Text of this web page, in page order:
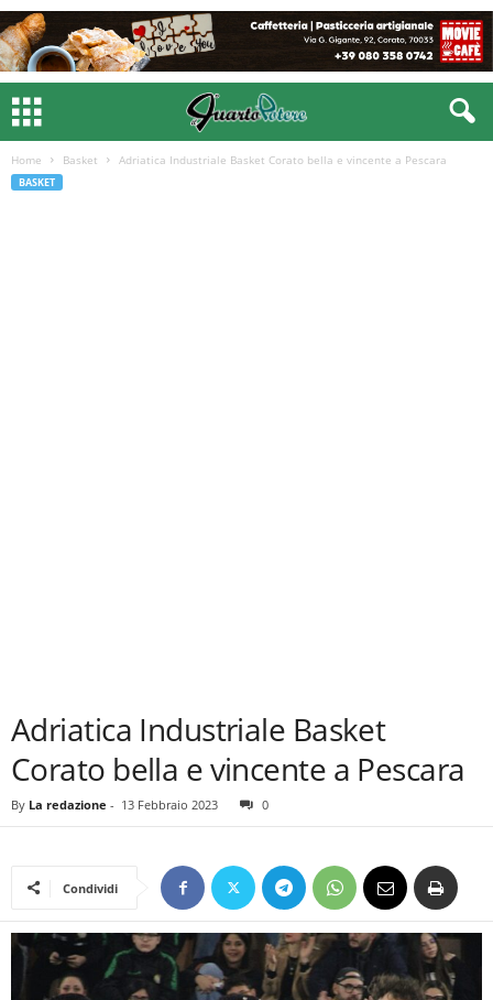
Home Basket Adriatica Industriale Basket Corato bella e vincente a Pescara
BASKET
Adriatica Industriale Basket
Corato bella e vincente a Pescara
By La redazione - 13 Febbraio 2023 0
Condividi